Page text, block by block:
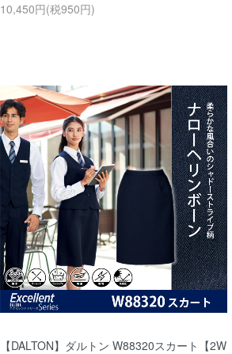
10,450円(税950円)
【DALTON】ダルトン W88320スカート【2W